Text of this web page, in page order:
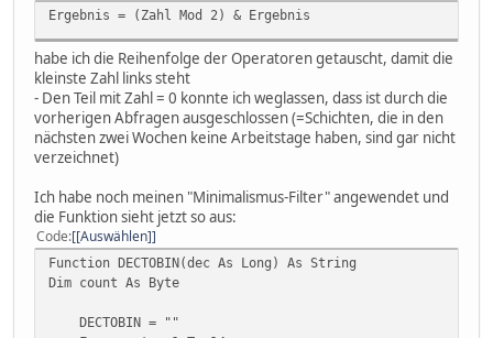
Ergebnis = (Zahl Mod 2) & Ergebnis
habe ich die Reihenfolge der Operatoren getauscht, damit die
kleinste Zahl links steht
- Den Teil mit Zahl = 0 konnte ich weglassen, dass ist durch die
vorherigen Abfragen ausgeschlossen (=Schichten, die in den
nächsten zwei Wochen keine Arbeitstage haben, sind gar nicht
verzeichnet)
Ich habe noch meinen "Minimalismus-Filter" angewendet und
die Funktion sieht jetzt so aus:
Code [Auswählen]
Function DECTOBIN(dec As Long) As String
Dim count As Byte
DECTOBIN = ""